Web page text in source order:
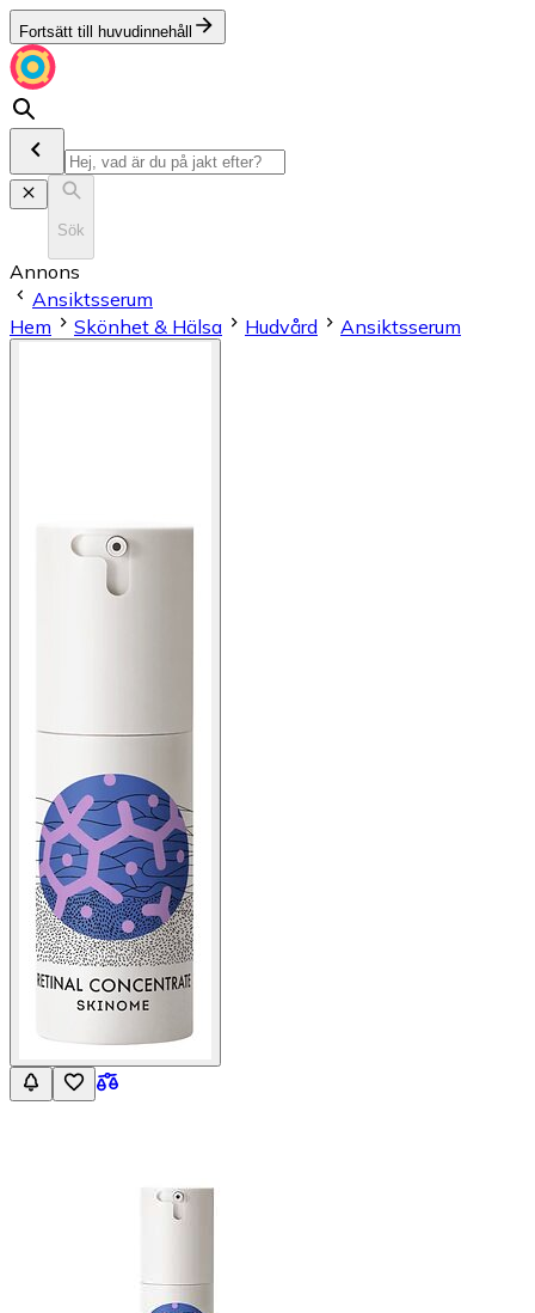
Fortsätt till huvudinnehåll
Sök
Annons
Ansiktsserum
Hem
Skönhet & Hälsa Hudvård Ansiktsserum